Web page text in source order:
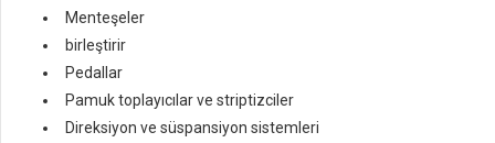
Menteşeler
birleştirir
Pedallar
Pamuk toplayıcılar ve striptizciler
Direksiyon ve süspansiyon sistemleri